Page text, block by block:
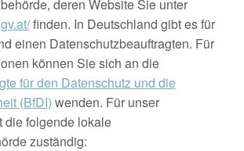
deren Website Sie unter
finden. In Deutschland gibt es für
einen Datenschutzbeauftragten. Für
können Sie sich an die
für den Datenschutz und die
(BfDI) wenden. Für unser
die folgende lokale
zuständig: